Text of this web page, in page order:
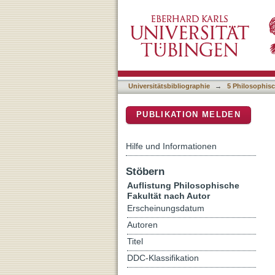
Universitätsbibliographie → 5
PUBLIKATION MELDEN
Hilfe und Informationen
Stöbern
Auflistung Philosophische
Fakultät nach Autor
Erscheinungsdatum
Autoren
Titel
DDC-Klassifikation